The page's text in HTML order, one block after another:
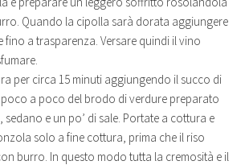
Quando la cipolla sarà dorata aggiungere
fino a trasparenza. Versare quindi il vino
per circa 15 minuti aggiungendo il succo di
a poco del brodo di verdure preparato
e un po’ di sale. Portate a cottura e
solo a fine cottura, prima che il riso
burro. In questo modo tutta la cremosità e il